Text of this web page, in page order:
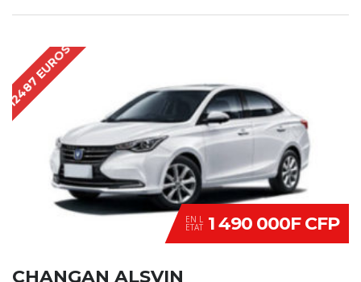
12487 EUROS
EN L
ETAT 1 490 000F CFP
CHANGAN ALSVIN